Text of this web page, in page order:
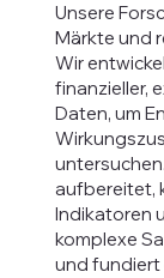
Unsere
Märkte und
Wir
finanzieller,
Daten, um
aufbereitet,
Indikatoren
komplexe
und fundiert